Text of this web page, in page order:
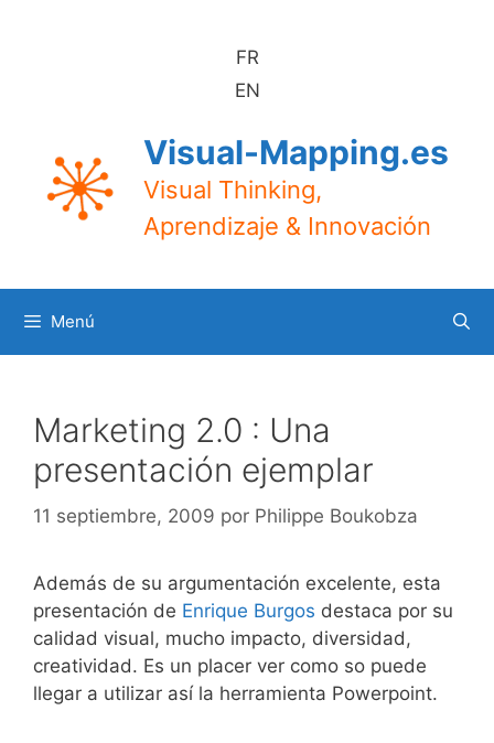
FR
EN
Visual-Mapping.es
Visual Thinking,
Aprendizaje & Innovación
Menú
Marketing 2.0 : Una
presentación ejemplar
11 septiembre, 2009 por Philippe Boukobza
Además de su argumentación excelente, esta
presentación de Enrique Burgos destaca por su
calidad visual, mucho impacto, diversidad,
creatividad. Es un placer ver como so puede
llegar a utilizar así la herramienta Powerpoint.